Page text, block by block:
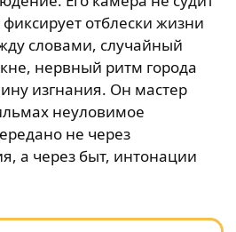
отблески жизни
словами, случайный
нервный ритм города
изгнания. Он мастер
неуловимое
не через
а через быт, интонации